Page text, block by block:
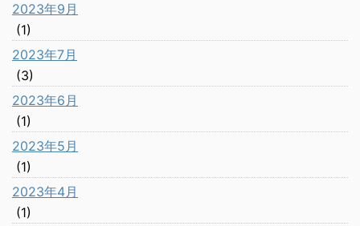
2023年9月
(1)
2023年7月
(3)
2023年6月
(1)
2023年5月
(1)
2023年4月
(1)